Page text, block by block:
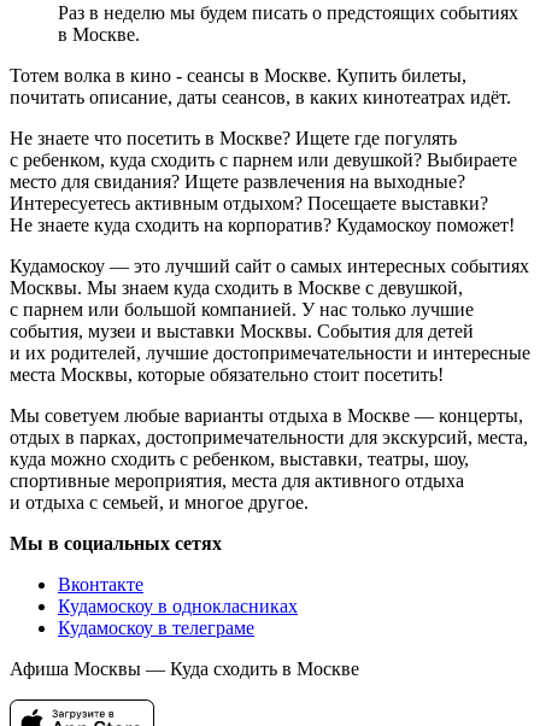
Раз в неделю мы будем писать о предстоящих событиях
в Москве.
Тотем волка в кино - сеансы в Москве. Купить билеты,
почитать описание, даты сеансов, в каких кинотеатрах идёт.
Не знаете что посетить в Москве? Ищете где погулять
с ребенком, куда сходить с парнем или девушкой? Выбираете
место для свидания? Ищете развлечения на выходные?
Интересуетесь активным отдыхом? Посещаете выставки?
Не знаете куда сходить на корпоратив? Кудамоскоу поможет!
Кудамоскоу — это лучший сайт о самых интересных событиях
Москвы. Мы знаем куда сходить в Москве с девушкой,
с парнем или большой компанией. У нас только лучшие
события, музеи и выставки Москвы. События для детей
и их родителей, лучшие достопримечательности и интересные
места Москвы, которые обязательно стоит посетить!
Мы советуем любые варианты отдыха в Москве — концерты,
отдых в парках, достопримечательности для экскурсий, места,
куда можно сходить с ребенком, выставки, театры, шоу,
спортивные мероприятия, места для активного отдыха
и отдыха с семьей, и многое другое.
Мы в социальных сетях
Вконтакте
Кудамоскоу в однокласниках
Кудамоскоу в телеграме
Афиша Москвы — Куда сходить в Москве